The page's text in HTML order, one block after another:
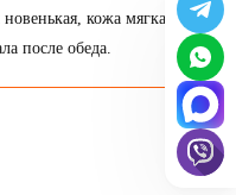
кожа мягкая,
после обеда.